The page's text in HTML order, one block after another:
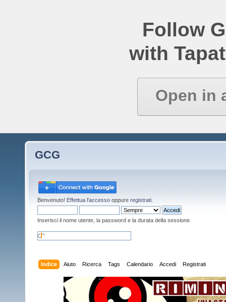
Follow
with
Open in
GCG
Benvenuto! Effettua l'accesso oppure registrati
Inserisci il nome utente, la password e la durata della sessione.
Indice Aiuto Ricerca Tags Calendario Accedi Registrati